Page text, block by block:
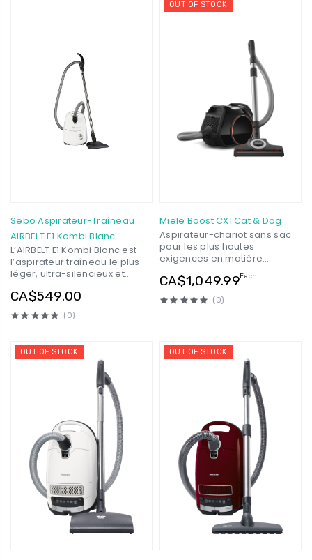
optimisée qui assure une
Sebo Aspirateur-Traîneau
AIRBELT E1 Kombi Blanc
L’AIRBELT E1 Kombi Blanc est
l’aspirateur traîneau le plus
léger, ultra-silencieux et
design innovateur, des
contours attrayants, une
superbe filtration de qualité
circulation d’air interne
optimisée qui assure une
puissante performance
CA$549.00
(0)
OUT OF STOCK
Miele Boost CX1 Cat & Dog
Aspirateur-chariot sans sac
pour les plus hautes
exigences en matière
compact.
CA$1,049.99Each
(0)
OUT OF STOCK OUT OF STOCK